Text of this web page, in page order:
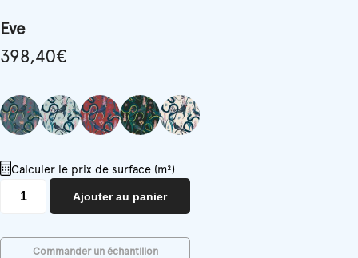
Eve
398,40€
Calculer le prix de surface (m²)
Ajouter au panier
Commander un échantillon